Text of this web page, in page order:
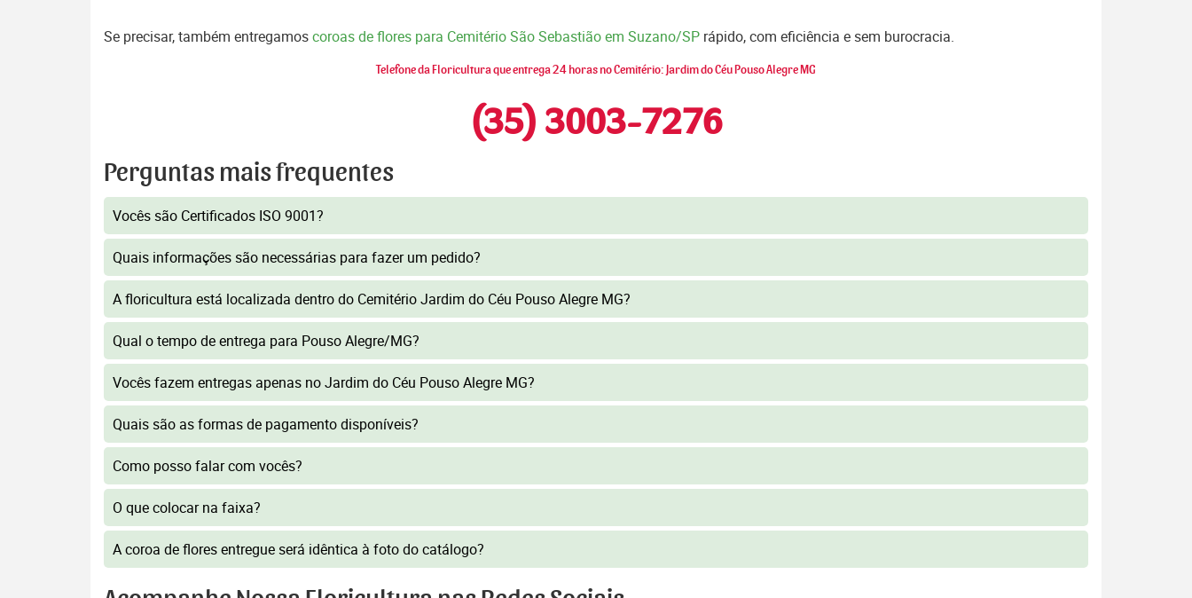
Se precisar, também entregamoscoroas de flores para Cemitério São Sebastião em Suzano/SP rápido, com eficiência e sem burocracia.
Telefone da Floricultura que entrega 24 horas no Cemitério: Jardim do Céu Pouso Alegre MG
(35) 3003-7276
Perguntas mais frequentes
Vocês são Certificados ISO 9001?
Quais informações são necessárias para fazer um pedido?
A floricultura está localizada dentro do Cemitério Jardim do Céu Pouso Alegre MG?
Qual o tempo de entrega para Pouso Alegre/MG?
Vocês fazem entregas apenas no Jardim do Céu Pouso Alegre MG?
Quais são as formas de pagamento disponíveis?
Como posso falar com vocês?
O que colocar na faixa?
A coroa de flores entregue será idêntica à foto do catálogo?